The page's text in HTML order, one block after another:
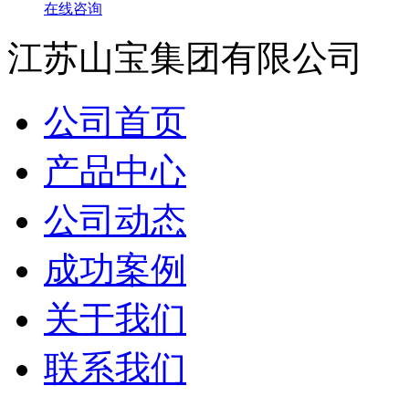
在线咨询
江苏山宝集团有限公司
公司首页
产品中心
公司动态
成功案例
关于我们
联系我们